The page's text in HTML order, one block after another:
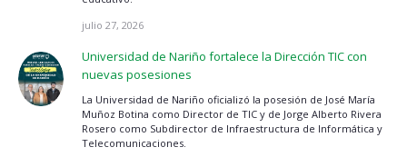
julio 27, 2026
Universidad de Nariño fortalece la Dirección TIC con
nuevas posesiones
La Universidad de Nariño oficializó la posesión de José María
Muñoz Botina como Director de TIC y de Jorge Alberto Rivera
Rosero como Subdirector de Infraestructura de Informática y
Telecomunicaciones.